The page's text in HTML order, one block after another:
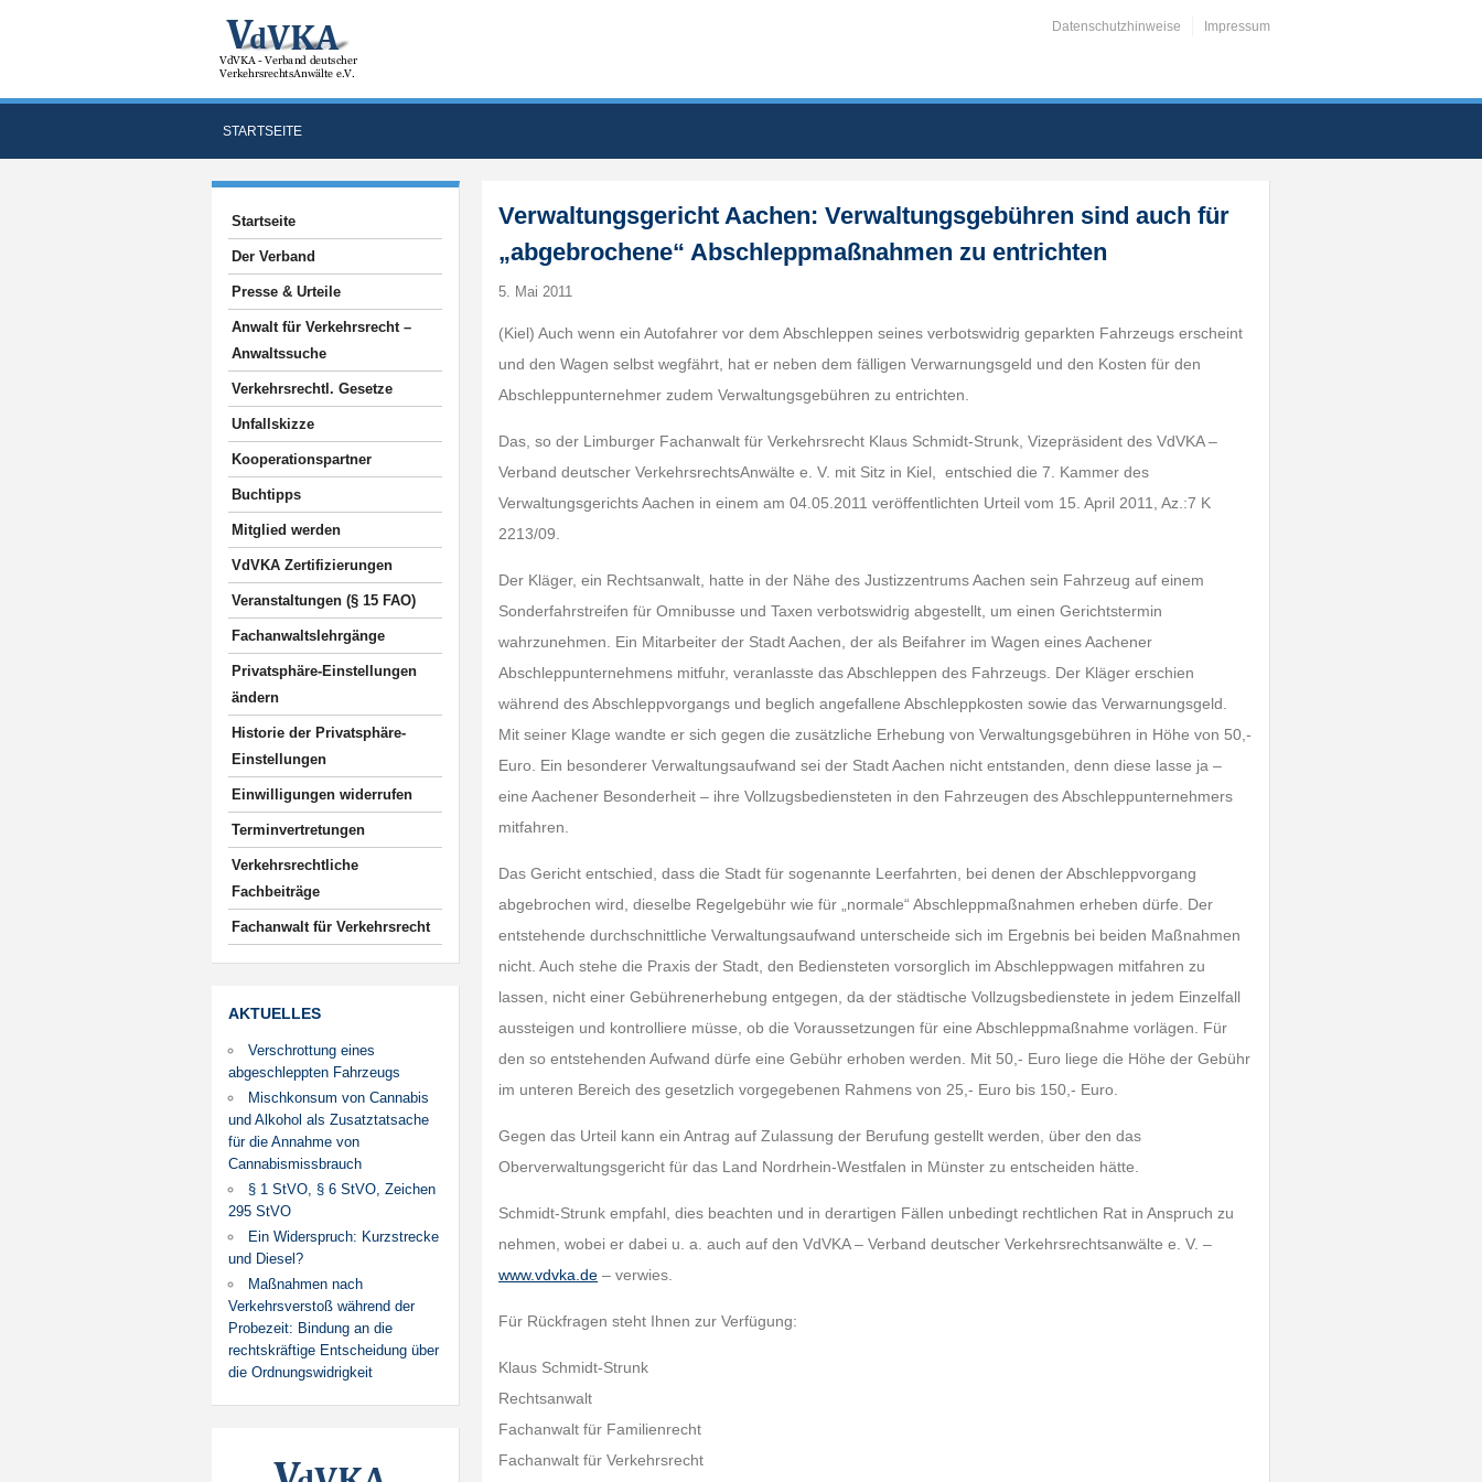
Datenschutzhinweise Impressum
STARTSEITE
Startseite
Der Verband
Presse & Urteile
Anwalt für Verkehrsrecht –
Anwaltssuche
Verkehrsrechtl. Gesetze
Unfallskizze
Kooperationspartner
Buchtipps
Mitglied werden
VdVKA Zertifizierungen
Veranstaltungen (§ 15 FAO)
Fachanwaltslehrgänge
Privatsphäre-Einstellungen
ändern
Historie der Privatsphäre-
Einstellungen
Einwilligungen widerrufen
Terminvertretungen
Verkehrsrechtliche
Fachbeiträge
Fachanwalt für Verkehrsrecht
AKTUELLES
Verschrottung eines
abgeschleppten Fahrzeugs
Mischkonsum von Cannabis
und Alkohol als Zusatztatsache
für die Annahme von
Cannabismissbrauch
§ 1 StVO, § 6 StVO, Zeichen
295 StVO
Ein Widerspruch: Kurzstrecke
und Diesel?
Maßnahmen nach
Verkehrsverstoß während der
Probezeit: Bindung an die
rechtskräftige Entscheidung über
die Ordnungswidrigkeit
Verwaltungsgericht Aachen: Verwaltungsgebühren sind auch für
„abgebrochene“ Abschleppmaßnahmen zu entrichten
5. Mai 2011
(Kiel) Auch wenn ein Autofahrer vor dem Abschleppen seines verbotswidrig geparkten Fahrzeugs erscheint
und den Wagen selbst wegfährt, hat er neben dem fälligen Verwarnungsgeld und den Kosten für den
Abschleppunternehmer zudem Verwaltungsgebühren zu entrichten.
Das, so der Limburger Fachanwalt für Verkehrsrecht Klaus Schmidt-Strunk, Vizepräsident des VdVKA –
Verband deutscher VerkehrsrechtsAnwälte e. V. mit Sitz in Kiel, entschied die 7. Kammer des
Verwaltungsgerichts Aachen in einem am 04.05.2011 veröffentlichten Urteil vom 15. April 2011, Az.:7 K
2213/09.
Der Kläger, ein Rechtsanwalt, hatte in der Nähe des Justizzentrums Aachen sein Fahrzeug auf einem
Sonderfahrstreifen für Omnibusse und Taxen verbotswidrig abgestellt, um einen Gerichtstermin
wahrzunehmen. Ein Mitarbeiter der Stadt Aachen, der als Beifahrer im Wagen eines Aachener
Abschleppunternehmens mitfuhr, veranlasste das Abschleppen des Fahrzeugs. Der Kläger erschien
während des Abschleppvorgangs und beglich angefallene Abschleppkosten sowie das Verwarnungsgeld.
Mit seiner Klage wandte er sich gegen die zusätzliche Erhebung von Verwaltungsgebühren in Höhe von 50,-
Euro. Ein besonderer Verwaltungsaufwand sei der Stadt Aachen nicht entstanden, denn diese lasse ja –
eine Aachener Besonderheit – ihre Vollzugsbediensteten in den Fahrzeugen des Abschleppunternehmers
mitfahren.
Das Gericht entschied, dass die Stadt für sogenannte Leerfahrten, bei denen der Abschleppvorgang
abgebrochen wird, dieselbe Regelgebühr wie für „normale“ Abschleppmaßnahmen erheben dürfe. Der
entstehende durchschnittliche Verwaltungsaufwand unterscheide sich im Ergebnis bei beiden Maßnahmen
nicht. Auch stehe die Praxis der Stadt, den Bediensteten vorsorglich im Abschleppwagen mitfahren zu
lassen, nicht einer Gebührenerhebung entgegen, da der städtische Vollzugsbedienstete in jedem Einzelfall
aussteigen und kontrolliere müsse, ob die Voraussetzungen für eine Abschleppmaßnahme vorlägen. Für
den so entstehenden Aufwand dürfe eine Gebühr erhoben werden. Mit 50,- Euro liege die Höhe der Gebühr
im unteren Bereich des gesetzlich vorgegebenen Rahmens von 25,- Euro bis 150,- Euro.
Gegen das Urteil kann ein Antrag auf Zulassung der Berufung gestellt werden, über den das
Oberverwaltungsgericht für das Land Nordrhein-Westfalen in Münster zu entscheiden hätte.
Schmidt-Strunk empfahl, dies beachten und in derartigen Fällen unbedingt rechtlichen Rat in Anspruch zu
nehmen, wobei er dabei u. a. auch auf den VdVKA – Verband deutscher Verkehrsrechtsanwälte e. V. –
www.vdvka.de – verwies.
Für Rückfragen steht Ihnen zur Verfügung:
Klaus Schmidt-Strunk
Rechtsanwalt
Fachanwalt für Familienrecht
Fachanwalt für Verkehrsrecht